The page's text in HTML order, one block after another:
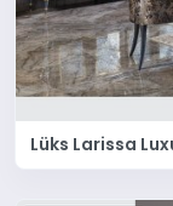
Lüks Larissa